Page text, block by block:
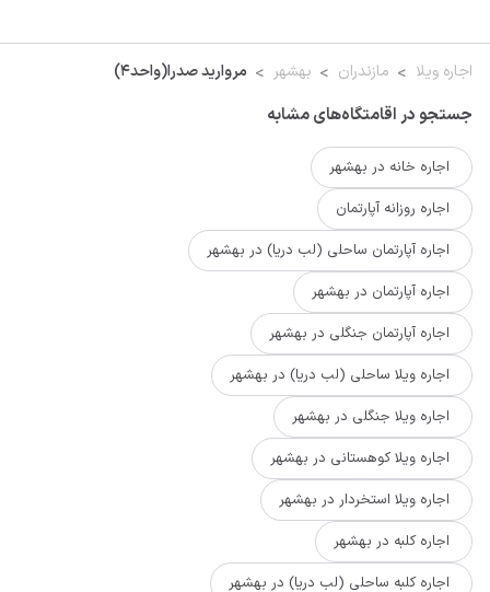
اجاره ویلا مازندران بهشهر مروارید صدرا(واحد4)
جستجو در اقامتگاه‌های مشابه
اجاره خانه در بهشهر
اجاره روزانه آپارتمان
اجاره آپارتمان ساحلی (لب دریا) در بهشهر
اجاره آپارتمان در بهشهر
اجاره آپارتمان جنگلی در بهشهر
اجاره ویلا ساحلی (لب دریا) در بهشهر
اجاره ویلا جنگلی در بهشهر
اجاره ویلا کوهستانی در بهشهر
اجاره ویلا استخردار در بهشهر
اجاره کلبه در بهشهر
اجاره کلبه ساحلی (لب دریا) در بهشهر